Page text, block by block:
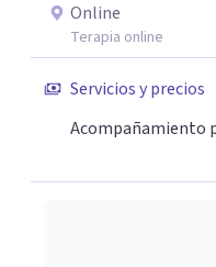
Online
Terapia online
Servicios y precios
Acompañamiento